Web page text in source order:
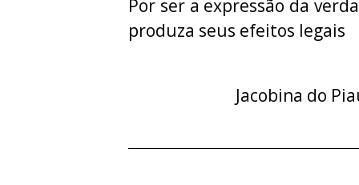
Por ser a expressão da
produza seus efeitos legais
Jacobina do